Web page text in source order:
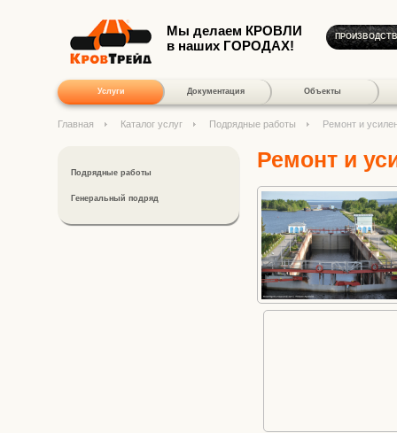
Мы делаем КРОВЛИ
в наших ГОРОДАХ!
Услуги Документация Объекты
Главная Каталог услуг Подрядные работы Ремонт и
Подрядные работы
Генеральный подряд
Ремонт и